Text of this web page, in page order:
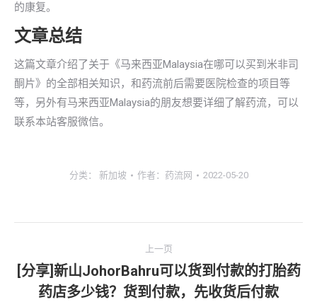
的康复。
文章总结
这篇文章介绍了关于《马来西亚Malaysia在哪可以买到米非司
酮片》的全部相关知识，和药流前后需要医院检查的项目等
等，另外有马来西亚Malaysia的朋友想要详细了解药流，可以
联系本站客服微信。
分类： 新加坡 作者： 药流网 2022-05-20
章
上一页
上
一
[分享]新山JohorBahru可以货到付款的打胎药
药店多少钱？货到付款，先收货后付款